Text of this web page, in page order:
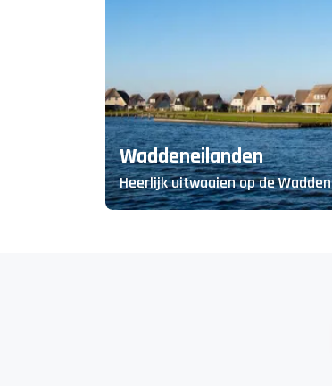
Waddeneilanden
Heerlijk uitwaaien op de Wadden